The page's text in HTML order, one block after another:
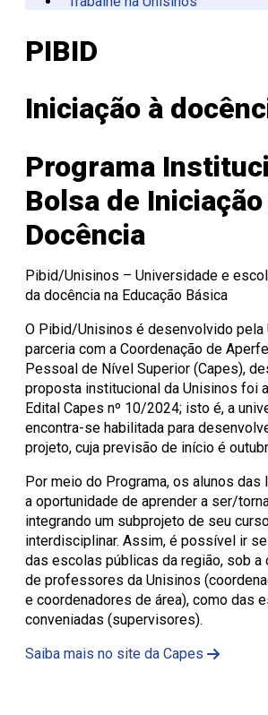
Pedagógica
Editais
Pedagógica
Animais
Comitê
Pesquisa
Relatórios e
Certificações
Ambiental
Instruções
operacionais
PIBID
Iniciação à
Programa
Bolsa de Iniciação
Docência
Pibid/Unisinos – Universidade e
da docência na Educação Básica
O Pibid/Unisinos é desenvolvido pela
parceria com a Coordenação de
Pessoal de Nível Superior (Capes),
proposta institucional da Unisinos foi
Edital Capes nº 10/2024; isto é, a
encontra-se habilitada para
projeto, cuja previsão de início é
Por meio do Programa, os alunos das
a oportunidade de aprender a ser/
integrando um subprojeto de seu
interdisciplinar. Assim, é possível ir
das escolas públicas da região, sob a
de professores da Unisinos
e coordenadores de área), como das
conveniadas (supervisores).
Saiba mais no site da Capes